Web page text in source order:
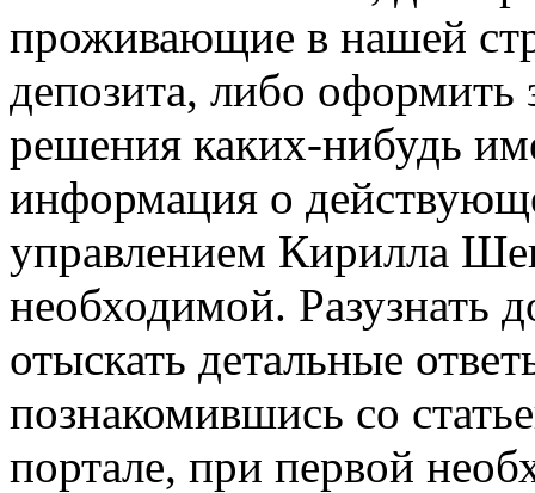
проживающие в нашей
депозита, либо оформить
решения каких-нибудь
информация о
управлением Кирилла
необходимой. Разузнать
отыскать детальные
познакомившись со
портале, при первой